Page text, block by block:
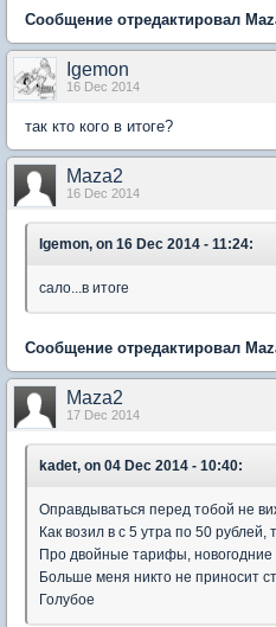
Сообщение отредактировал
Igemon
16 Dec 2014
так кто кого в итоге?
Maza2
16 Dec 2014
Igemon, on 16 Dec 2014 - 11:24:
сало...в итоге
Сообщение отредактировал
Maza2
17 Dec 2014
kadet, on 04 Dec 2014 - 10:40:
Оправдываться перед тобой не
Как возил в с 5 утра по 50 рублей,
Про двойные тарифы,
Больше меня никто не приносит
Голубое